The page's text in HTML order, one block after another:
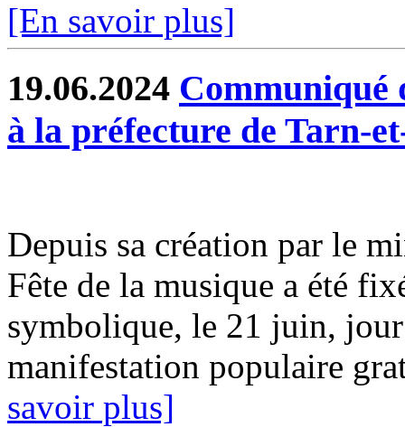
[En savoir plus]
19.06.2024 Communiqué
à la préfecture de Tarn-
Depuis sa création par le
Fête de la musique a été
symbolique, le 21 juin,
manifestation populaire
savoir plus]